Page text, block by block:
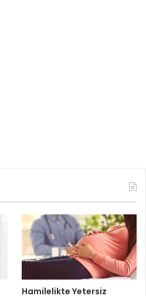
Hamilelikte Yetersiz